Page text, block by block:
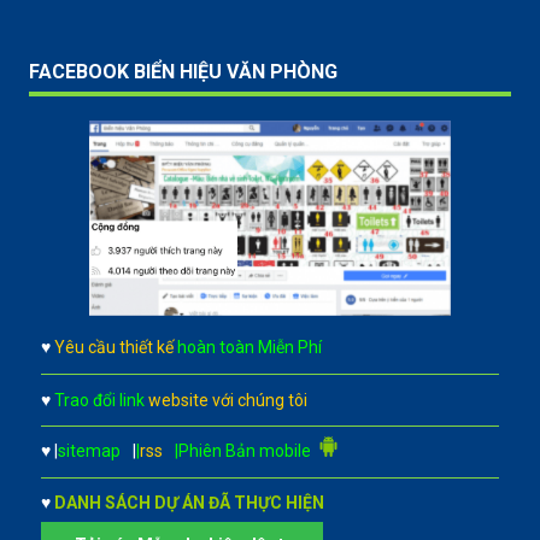
FACEBOOK BIỂN HIỆU VĂN PHÒNG
♥ Yêu cầu thiết kế hoàn toàn Miễn Phí
♥ Trao đổi link website với chúng tôi
♥ |sitemap |rss |Phiên Bản mobile
♥ DANH SÁCH DỰ ÁN ĐÃ THỰC HIỆN